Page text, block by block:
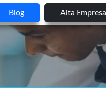
Blog Alta Empresa